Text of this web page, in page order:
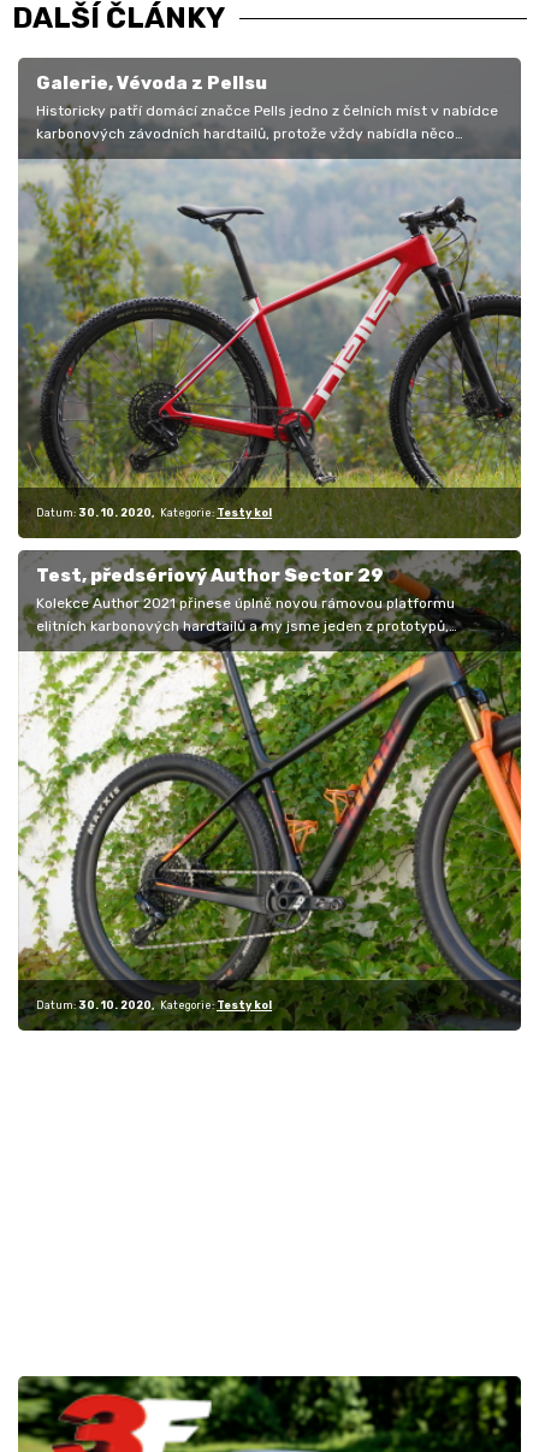
DALŠÍ ČLÁNKY
Galerie, Vévoda z Pellsu
Historicky patří domácí značce Pells jedno z čelních míst v nabídce
karbonových závodních hardtailů, protože vždy nabídla něco
odlišného,…
Datum: 30. 10. 2020 Kategorie: Testy kol
Test, předsériový Author Sector 29
Kolekce Author 2021 přinese úplně novou rámovou platformu
elitních karbonových hardtailů a my jsme jeden z prototypů,
jmenovitě model…
Datum: 30. 10. 2020 Kategorie: Testy kol